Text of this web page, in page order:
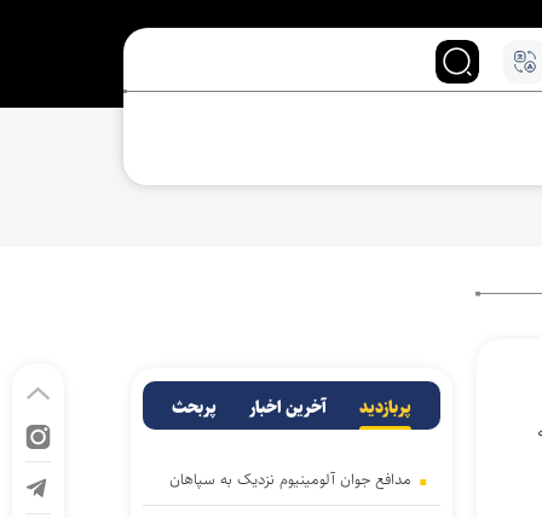
پربازدید آخرین اخبار پربحث
مدافع جوان آلومینیوم نزدیک به سپاهان